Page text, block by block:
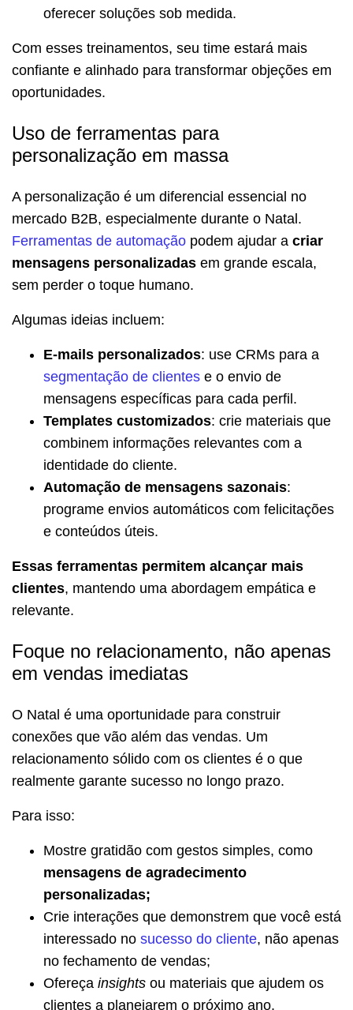
oferecer soluções sob medida.
Com esses treinamentos, seu time estará mais
confiante e alinhado para transformar objeções em
oportunidades.
Uso de ferramentas para
personalização em massa
A personalização é um diferencial essencial no
mercado B2B, especialmente durante o Natal.
Ferramentas de automação podem ajudar a criar
mensagens personalizadas em grande escala,
sem perder o toque humano.
Algumas ideias incluem:
E-mails personalizados: use CRMs para a
segmentação de clientes e o envio de
mensagens específicas para cada perfil.
Templates customizados: crie materiais que
combinem informações relevantes com a
identidade do cliente.
Automação de mensagens sazonais:
programe envios automáticos com felicitações
e conteúdos úteis.
Essas ferramentas permitem alcançar mais
clientes, mantendo uma abordagem empática e
relevante.
Foque no relacionamento, não apenas
em vendas imediatas
O Natal é uma oportunidade para construir
conexões que vão além das vendas. Um
relacionamento sólido com os clientes é o que
realmente garante sucesso no longo prazo.
Para isso:
Mostre gratidão com gestos simples, como
mensagens de agradecimento
personalizadas;
Crie interações que demonstrem que você está
interessado no sucesso do cliente, não apenas
no fechamento de vendas;
Ofereça insights ou materiais que ajudem os
clientes a planejarem o próximo ano.